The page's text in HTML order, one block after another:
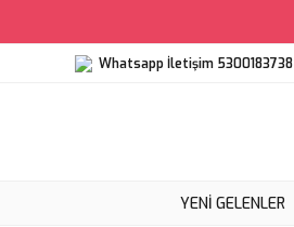
Whatsapp İletişim 5300183738
YENI GELENLER